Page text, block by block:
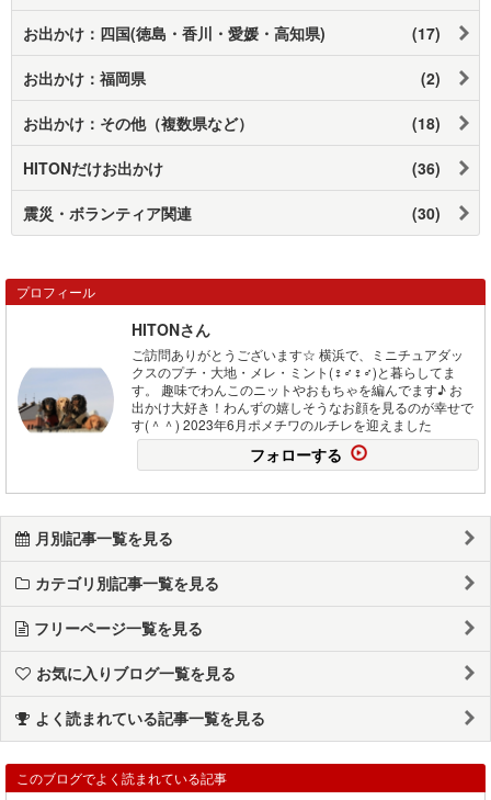
お出かけ：四国(徳島・香川・愛媛・高知県) (17)
お出かけ：福岡県 (2)
お出かけ：その他（複数県など） (18)
HITONだけお出かけ (36)
震災・ボランティア関連 (30)
プロフィール
HITONさん
ご訪問ありがとうございます☆ 横浜で、ミニチュアダッ
クスのプチ・大地・メレ・ミント(♀♂♀♂)と暮らしてま
す。 趣味でわんこのニットやおもちゃを編んでます♪ お
出かけ大好き！わんずの嬉しそうなお顔を見るのが幸せで
す(＾＾) 2023年6月ポメチワのルチレを迎えました
フォローする
月別記事一覧を見る
カテゴリ別記事一覧を見る
フリーページ一覧を見る
お気に入りブログ一覧を見る
よく読まれている記事一覧を見る
このブログでよく読まれている記事